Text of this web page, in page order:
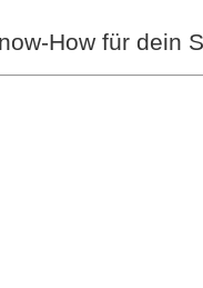
How für dein